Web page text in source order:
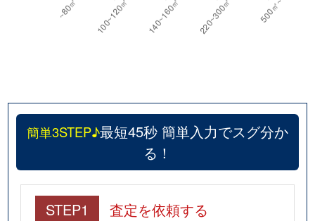
簡単3STEP♪最短45秒 簡単入力でスグ分か
る！
STEP1 査定を依頼する